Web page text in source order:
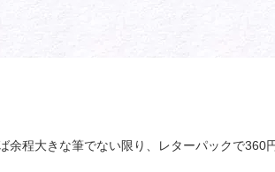
余程大きな筆でない限り、レターパックで360